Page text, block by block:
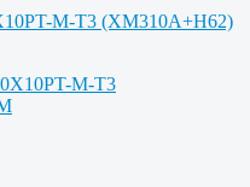
M-T3 (XM310A+H62)